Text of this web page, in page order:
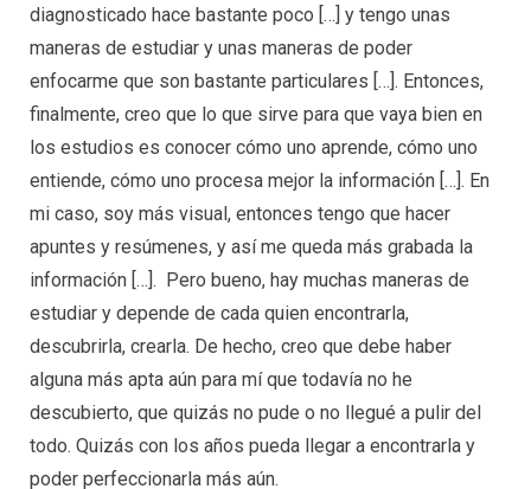
diagnosticado hace bastante poco […] y tengo unas
maneras de estudiar y unas maneras de poder
enfocarme que son bastante particulares […]. Entonces,
finalmente, creo que lo que sirve para que vaya bien en
los estudios es conocer cómo uno aprende, cómo uno
entiende, cómo uno procesa mejor la información […]. En
mi caso, soy más visual, entonces tengo que hacer
apuntes y resúmenes, y así me queda más grabada la
información […]. Pero bueno, hay muchas maneras de
estudiar y depende de cada quien encontrarla,
descubrirla, crearla. De hecho, creo que debe haber
alguna más apta aún para mí que todavía no he
descubierto, que quizás no pude o no llegué a pulir del
todo. Quizás con los años pueda llegar a encontrarla y
poder perfeccionarla más aún.